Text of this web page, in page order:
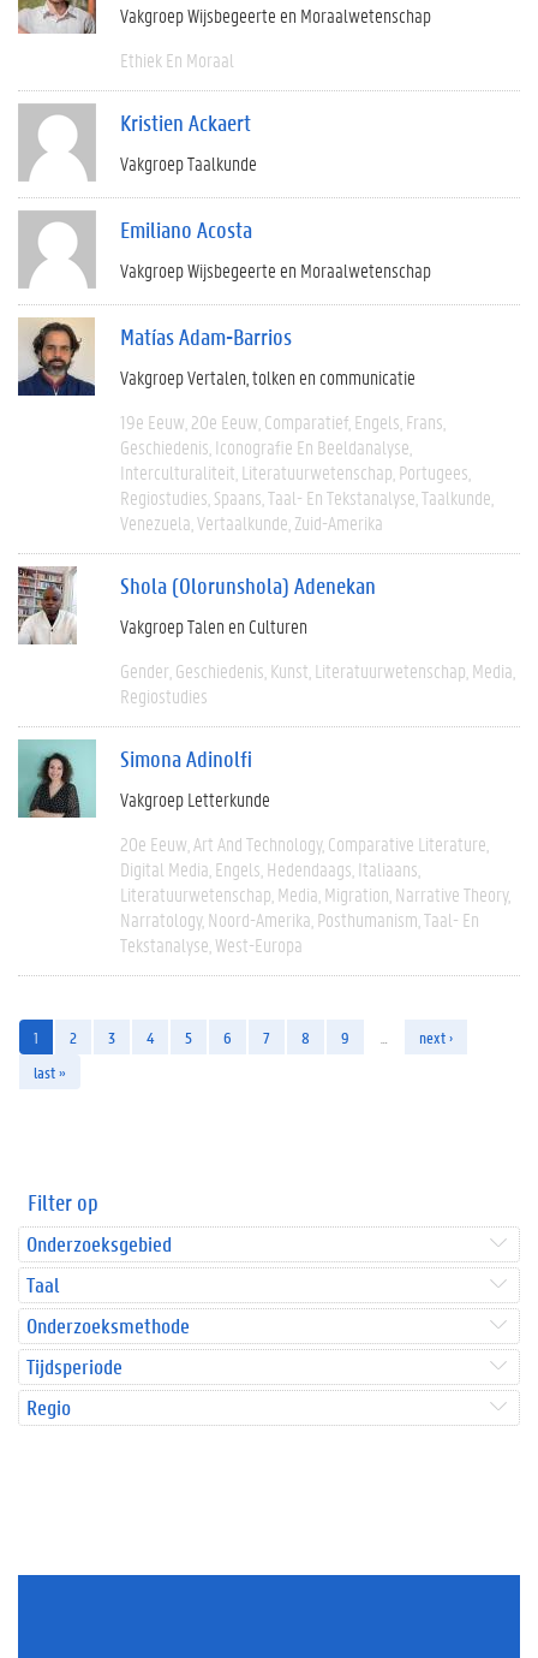
Vakgroep Wijsbegeerte en Moraalwetenschap
Ethiek En Moraal
Kristien Ackaert
Vakgroep Taalkunde
Emiliano Acosta
Vakgroep Wijsbegeerte en Moraalwetenschap
Matías Adam-Barrios
Vakgroep Vertalen, tolken en communicatie
19e Eeuw 20e Eeuw Comparatief Engels Frans
Geschiedenis Iconografie En Beeldanalyse
Interculturaliteit Literatuurwetenschap Portugees
Regiostudies Spaans Taal- En Tekstanalyse Taalkunde
Venezuela Vertaalkunde Zuid-Amerika
Shola (Olorunshola) Adenekan
Vakgroep Talen en Culturen
Gender Geschiedenis Kunst Literatuurwetenschap Media
Regiostudies
Simona Adinolfi
Vakgroep Letterkunde
20e Eeuw Art And Technology Comparative Literature
Digital Media Engels Hedendaags Italiaans
Literatuurwetenschap Media Migration Narrative Theory
Narratology Noord-Amerika Posthumanism Taal- En
Tekstanalyse West-Europa
1 2 3 4 5 6 7 8 9
next ›
last »
Filter op
Onderzoeksgebied
Taal
Onderzoeksmethode
Tijdsperiode
Regio